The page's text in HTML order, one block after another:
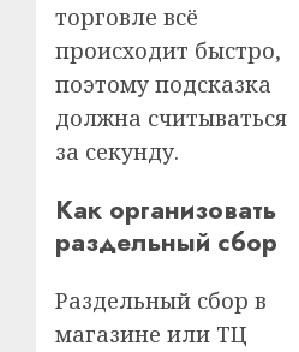
торговле всё
происходит быстро,
поэтому подсказка
должна считываться
за секунду.
Как организовать
раздельный сбор
Раздельный сбор в
магазине или ТЦ